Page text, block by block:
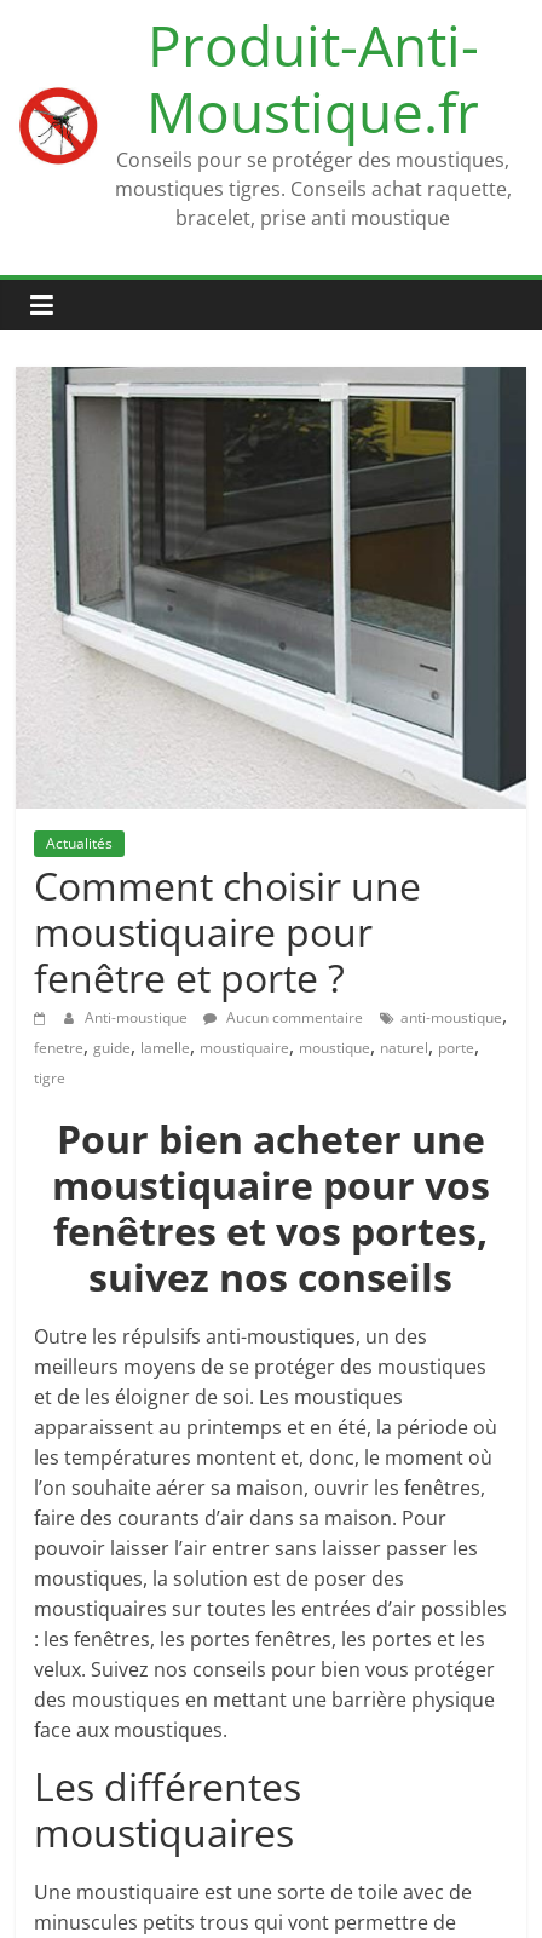
Produit-Anti-
Moustique.fr
Conseils pour se protéger des moustiques,
moustiques tigres. Conseils achat raquette,
bracelet, prise anti moustique
Actualités
Comment choisir une
moustiquaire pour
fenêtre et porte ?
Anti-moustique Aucun commentaire anti-moustique,
fenetre,guide, lamelle, moustiquaire, moustique, naturel, porte,
tigre
Pour bien acheter une
moustiquaire pour vos
fenêtres et vos portes,
suivez nos conseils
Outre les répulsifs anti-moustiques, un des
meilleurs moyens de se protéger des moustiques
et de les éloigner de soi. Les moustiques
apparaissent au printemps et en été, la période où
les températures montent et, donc, le moment où
l’on souhaite aérer sa maison, ouvrir les fenêtres,
faire des courants d’air dans sa maison. Pour
pouvoir laisser l’air entrer sans laisser passer les
moustiques, la solution est de poser des
moustiquaires sur toutes les entrées d’air possibles
: les fenêtres, les portes fenêtres, les portes et les
velux. Suivez nos conseils pour bien vous protéger
des moustiques en mettant une barrière physique
face aux moustiques.
Les différentes
moustiquaires
Une moustiquaire est une sorte de toile avec de
minuscules petits trous qui vont permettre de